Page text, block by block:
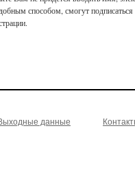
способом, смогут
данные